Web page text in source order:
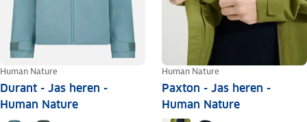
Human Nature
Durant - Jas heren -
Human Nature
Human Nature
Paxton - Jas heren -
Human Nature